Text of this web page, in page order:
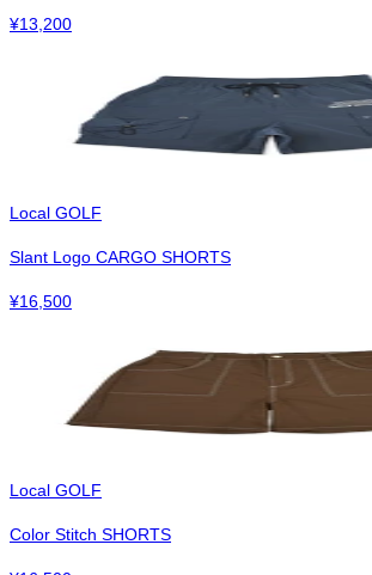
¥13,200
Local GOLF
Slant Logo CARGO SHORTS
¥16,500
Local GOLF
Color Stitch SHORTS